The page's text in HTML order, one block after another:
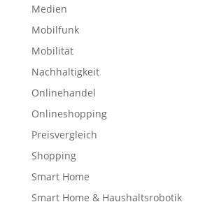
Medien
Mobilfunk
Mobilität
Nachhaltigkeit
Onlinehandel
Onlineshopping
Preisvergleich
Shopping
Smart Home
Smart Home & Haushaltsrobotik